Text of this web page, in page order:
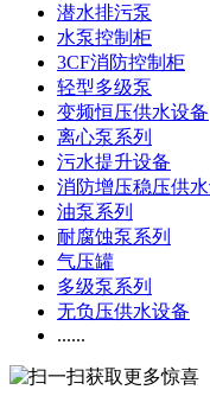
潜水排污泵
水泵控制柜
3CF消防控制柜
轻型多级泵
变频恒压供水设备
离心泵系列
污水提升设备
消防增压稳压供
油泵系列
耐腐蚀泵系列
气压罐
多级泵系列
无负压供水设备
......